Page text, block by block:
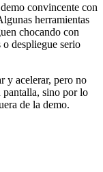
convincente con
herramientas
chocando con
o despliegue serio
y acelerar, pero no
pantalla, sino por lo
de la demo.